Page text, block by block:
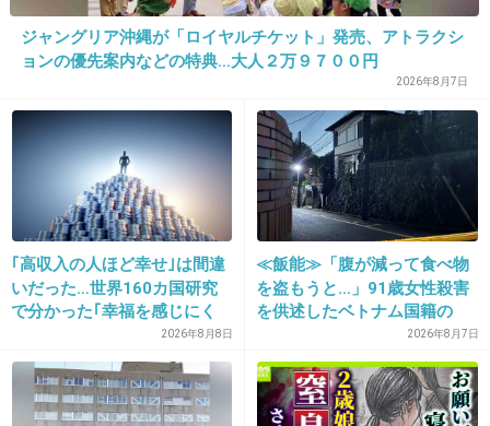
34. 匿名 2026/06/03(水) 15:25:38
毎度のことながら永遠の厨２病だなあ
+3
35. 匿名2026/06/03(水) 15:26:40
>>22
猛抗議も抗議もしないと思うよ
素晴らしい！わたしたちも負けていられないわ
+0 -9
ジャングリア沖縄が「ロイヤルチケット」発売、アトラクシ
ョンの優先案内などの特典…大人２万９７００円
2026年8月7日
｢高収入の人ほど幸せ｣は間違
いだった…世界160カ国研究
で分かった｢幸福を感じにく
くなる年収｣の分岐点2026年8月8日
≪飯能≫「腹が減って食べ物
を盗もうと…」91歳女性殺害
を供述したベトナム国籍の
男、在留資格なし…奪った車
で“3台追突”の逃走劇
2026年8月7日